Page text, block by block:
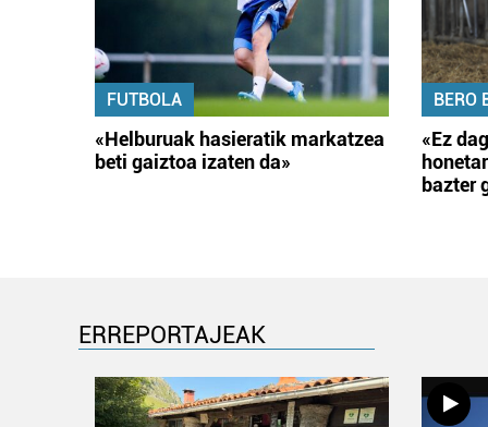
FUTBOLA
«Helburuak hasieratik markatzea
beti gaiztoa izaten da»
BERO
«Ez
bazter
ERREPORTAJEAK